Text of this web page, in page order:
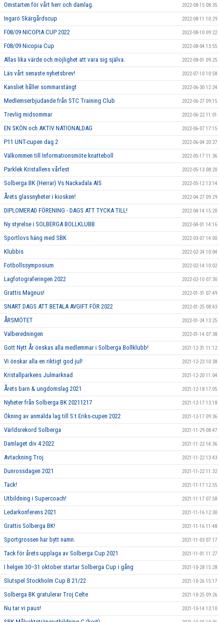
Omstarten för vårt herr och damlag. 2022-08-15 08:35
Ingarö Skärgårdscup 2022-08-11 10:29
F08/09 NICOPIA CUP 2022 2022-08-10 09:22
F08/09 Nicopia Cup 2022-08-04 13:55
Allas lika värde och möjlighet att vara sig själva. 2022-08-01 09:25
Läs vårt senaste nyhetsbrev! 2022-07-10 10:58
Kansliet håller sommarstängt 2022-06-30 12:24
Medlemserbjudande från STC Training Club 2022-06-27 09:15
Trevlig midsommar 2022-06-22 11:01
EN SKÖN och AKTIV NATIONALDAG 2022-06-07 17:15
P11 UNT-cupen dag 2 2022-06-04 20:27
Välkommen till Informationsmöte knatteboll 2022-05-17 11:36
Parklek Kristallens vårfest 2022-05-13 08:20
Solberga BK (Herrar) Vs Nackadala AIS 2022-05-12 13:14
Årets glassnyheter i kiosken! 2022-04-27 09:29
DIPLOMERAD FÖRENING - DAGS ATT TYCKA TILL! 2022-04-14 15:20
Ny styrelse i SOLBERGA BOLLKLUBB 2022-04-01 14:16
Sportlovs häng med SBK 2022-03-07 14:00
Klubbis 2022-02-24 10:04
Fotbollssymposium 2022-02-14 10:02
Lagfotograferingen 2022 2022-02-10 07:30
Grattis Magnus! 2022-01-31 07:49
SNART DAGS ATT BETALA AVGIFT FÖR 2022 2022-01-25 08:43
ÅRSMÖTET 2022-01-24 13:25
Valberedningen 2022-01-14 07:38
Gott Nytt År önskas alla medlemmar i Solberga Bollklubb! 2021-12-31 11:12
Vi önskar alla en riktigt god jul! 2021-12-23 10:38
Kristallparkens Julmarknad 2021-12-20 11:04
Årets barn & ungdomslag 2021 2021-12-18 17:05
Nyheter från Solberga BK 20211217 2021-12-17 13:18
Ökning av anmälda lag till S:t Eriks-cupen 2022 2021-12-17 09:36
Världsrekord Solberga 2021-11-29 08:47
Damlaget div 4 2022 2021-11-22 14:36
Avtackning Troj 2021-11-22 13:43
Dunrossdagen 2021 2021-11-22 11:32
Tack! 2021-11-17 12:55
Utbildning i Supercoach! 2021-11-17 07:58
Ledarkonferens 2021 2021-11-16 12:30
Grattis Solberga BK! 2021-11-16 11:48
Sportgrossen har bytt namn. 2021-11-03 07:17
Tack för årets upplaga av Solberga Cup 2021 2021-11-01 11:27
I helgen 30–31 oktober startar Solberga Cup i gång 2021-10-28 15:28
Slutspel Stockholm Cup B 21/22 2021-10-26 15:17
Solberga BK gratulerar Troj Celte 2021-10-25 09:26
Nu tar vi paus! 2021-10-14 13:10